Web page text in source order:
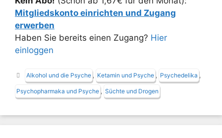
Mitgliedskonto einrichten und Zugang
erwerben
Haben Sie bereits einen Zugang? Hier
einloggen
Schlagwörter
Alkohol und die Psyche Ketamin und Psyche Psychedelika
Psychopharmaka und Psyche Süchte und Drogen